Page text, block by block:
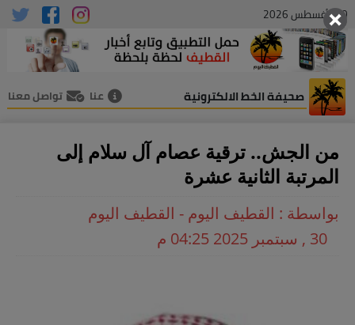
10 , أغسطس 2026
صحيفة الخط الالكترونية عنا تواصل معنا
من الجش.. ترقية عصام آل سلام إلى
المرتبة الثانية عشرة
بواسطة : القطيف اليوم - القطيف اليوم
30 , سبتمبر 2025 04:25 م